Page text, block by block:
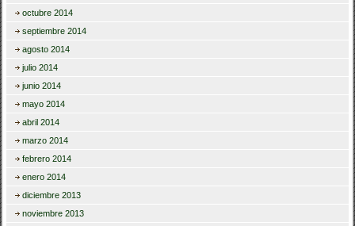
octubre 2014
septiembre 2014
agosto 2014
julio 2014
junio 2014
mayo 2014
abril 2014
marzo 2014
febrero 2014
enero 2014
diciembre 2013
noviembre 2013